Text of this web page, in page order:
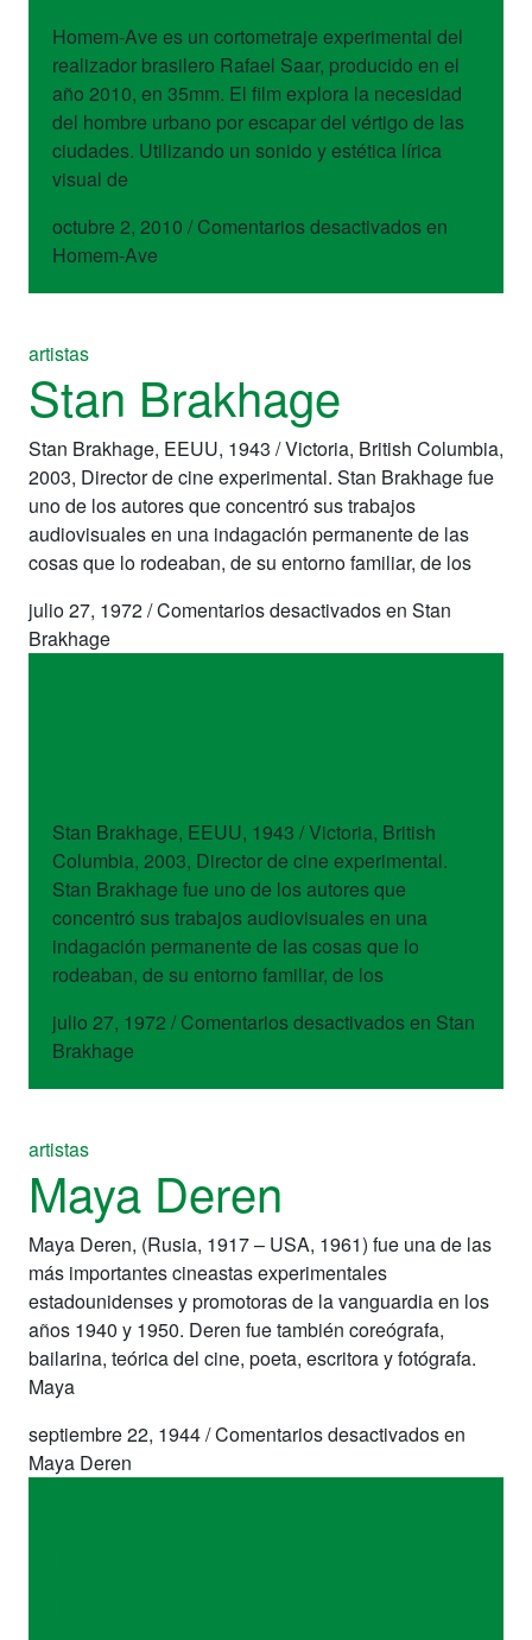
Homem-Ave es un cortometraje experimental del
realizador brasilero Rafael Saar, producido en el
año 2010, en 35mm. El film explora la necesidad
del hombre urbano por escapar del vértigo de las
ciudades. Utilizando un sonido y estética lírica
visual de
octubre 2, 2010 / Comentarios desactivadosen
Homem-Ave
artistas
Stan Brakhage
Stan Brakhage, EEUU, 1943 / Victoria, British Columbia,
2003, Director de cine experimental. Stan Brakhage fue
uno de los autores que concentró sus trabajos
audiovisuales en una indagación permanente de las
cosas que lo rodeaban, de su entorno familiar, de los
julio 27, 1972/Comentarios desactivadosen Stan
Brakhage
Stan Brakhage, EEUU, 1943 / Victoria, British
Columbia, 2003, Director de cine experimental.
Stan Brakhage fue uno de los autores que
concentró sus trabajos audiovisuales en una
indagación permanente de las cosas que lo
rodeaban, de su entorno familiar, de los
julio 27, 1972 / Comentarios desactivadosen Stan
Brakhage
artistas
Maya Deren
Maya Deren, (Rusia, 1917 – USA, 1961) fue una de las
más importantes cineastas experimentales
estadounidenses y promotoras de la vanguardia en los
años 1940 y 1950. Deren fue también coreógrafa,
bailarina, teórica del cine, poeta, escritora y fotógrafa.
Maya
septiembre 22, 1944/Comentarios desactivadosen
Maya Deren